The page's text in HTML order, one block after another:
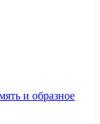
и образное